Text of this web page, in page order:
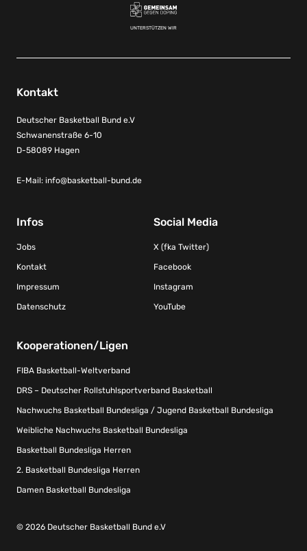
UNTERSTÜTZEN WIR
Kontakt
Deutscher Basketball Bund e.V
Schwanenstraße 6-10
D-58089 Hagen
E-Mail: info@basketball-bund.de
Infos
Jobs
Kontakt
Impressum
Datenschutz
Social Media
X (fka Twitter)
Facebook
Instagram
YouTube
Kooperationen/Ligen
FIBA Basketball-Weltverband
DRS – Deutscher Rollstuhlsportverband Basketball
Nachwuchs Basketball Bundesliga / Jugend Basketball Bundesliga
Weibliche Nachwuchs Basketball Bundesliga
Basketball Bundesliga Herren
2. Basketball Bundesliga Herren
Damen Basketball Bundesliga
© 2026 Deutscher Basketball Bund e.V